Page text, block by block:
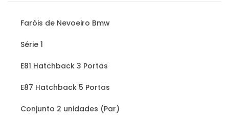
Amarelos
Faróis de Nevoeiro Bmw
Série 1
E81 Hatchback 3 Portas
E87 Hatchback 5 Portas
Conjunto 2 unidades (Par)